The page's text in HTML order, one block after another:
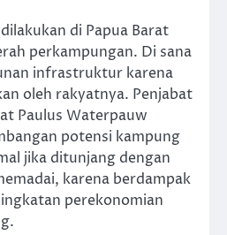
di Papua Barat
perkampungan. Di sana
infrastruktur karena
oleh rakyatnya. Penjabat
Paulus Waterpauw
potensi kampung
jika ditunjang dengan
karena berdampak
perekonomian